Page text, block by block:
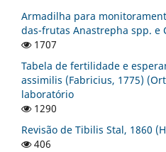
Armadilha para
das-frutas Anastrepha spp. e
1707
Tabela de fertilidade e
assimilis (Fabricius, 1775)
laboratório
1290
Revisão de Tibilis Stal, 1860
406